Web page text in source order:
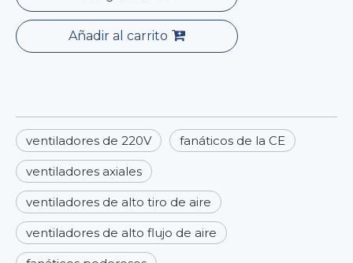
Añadir al carrito
ventiladores de 220V fanáticos de la CE
ventiladores axiales
ventiladores de alto tiro de aire
ventiladores de alto flujo de aire